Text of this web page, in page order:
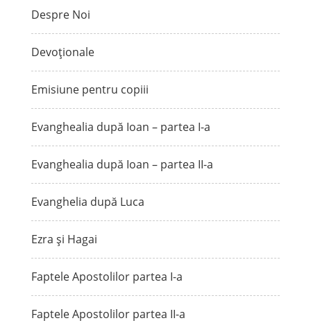
Despre Noi
Devoționale
Emisiune pentru copiii
Evanghealia după Ioan – partea I-a
Evanghealia după Ioan – partea II-a
Evanghelia după Luca
Ezra și Hagai
Faptele Apostolilor partea I-a
Faptele Apostolilor partea II-a